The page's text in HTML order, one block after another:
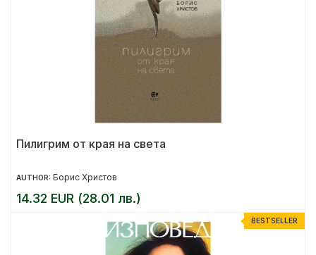
Пилигрим от края на света
AUTHOR: Борис Христов
14.32 EUR (28.01 лв.)
BESTSELLER